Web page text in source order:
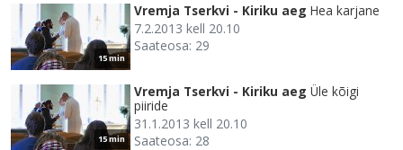
15 min
Vremja Tserkvi - Kiriku aeg Hea karjane
7.2.2013 kell 20.10
Saateosa: 29
15 min
Vremja Tserkvi - Kiriku aeg Üle kõigi
piiride
31.1.2013 kell 20.10
Saateosa: 28